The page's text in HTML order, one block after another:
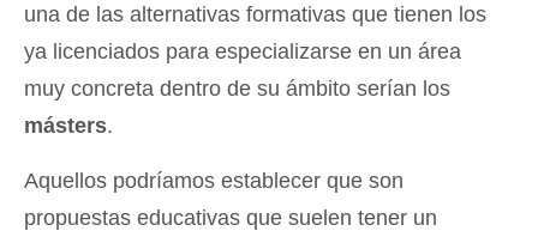
una de las alternativas formativas que tienen los
ya licenciados para especializarse en un área
muy concreta dentro de su ámbito serían los
másters.
Aquellos podríamos establecer que son
propuestas educativas que suelen tener un